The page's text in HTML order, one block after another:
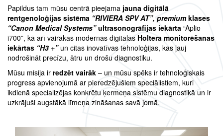
Papildus tam mūsu centrā pieejama jauna digitālā
rentgenoloģijas sistēma “RIVIERA SPV AT”, premiumklases
“Canon Medical Systems”ultrasonogrāfijas iekārta “Aplio
i700”, kā arī vairākas modernas digitālās Holtera monitorēšanas
iekārtas “H3 +”un citas inovatīvas tehnoloģijas, kas ļauj
nodrošināt precīzu, ātru un drošu diagnostiku.
Mūsu misija ir redzēt vairāk – un mūsu spēks ir tehnoloģiskais
progress apvienojumā ar pieredzējušiem speciālistiem, kuri
ikdienā specializējas konkrētu ķermeņa sistēmu diagnostikā un ir
uzkrājuši augstākā līmeņa zināšanas savā jomā.